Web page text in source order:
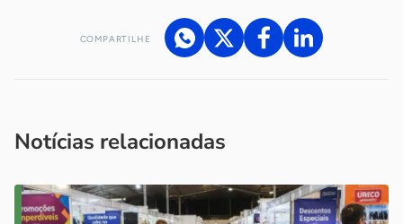
COMPARTILHE
Notícias relacionadas